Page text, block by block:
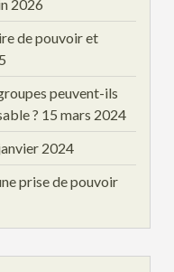
2026
de pouvoir et
peuvent-ils
? 15 mars 2024
2024
prise de pouvoir